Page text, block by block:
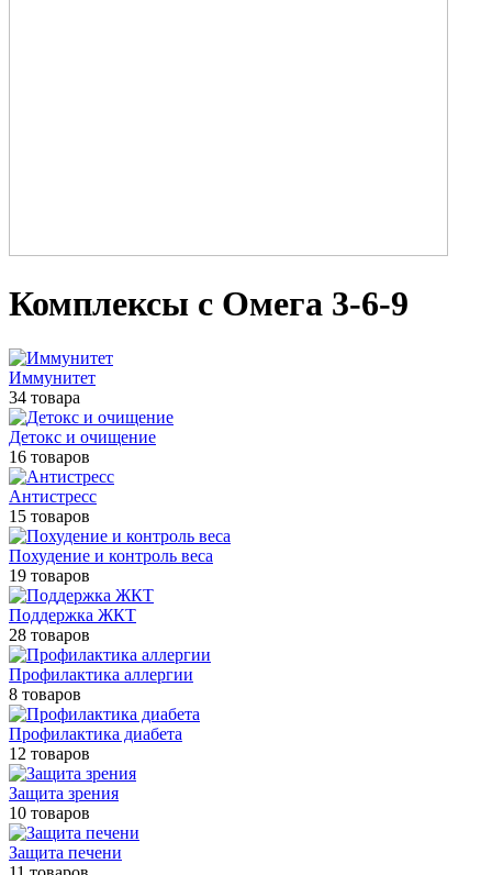
Комплексы с Омега 3-6-9
Иммунитет
34 товара
Детокс и очищение
16 товаров
Антистресс
15 товаров
Похудение и контроль веса
19 товаров
Поддержка ЖКТ
28 товаров
Профилактика аллергии
8 товаров
Профилактика диабета
12 товаров
Защита зрения
10 товаров
Защита печени